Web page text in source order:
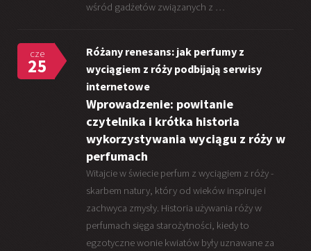
wśród gadżetów związanych z …
cze
25
Różany renesans: jak perfumy z
wyciągiem z róży podbijają serwisy
internetowe
Wprowadzenie: powitanie
czytelnika i krótka historia
wykorzystywania wyciągu z róży w
perfumach
Witajcie w świecie perfum z wyciągiem z róży -
skarbem natury, który od wieków inspiruje i
zachwyca zmysły. Historia używania róży w
perfumach sięga starożytności, kiedy to
egzotyczne wonie kwiatów były uznawane za